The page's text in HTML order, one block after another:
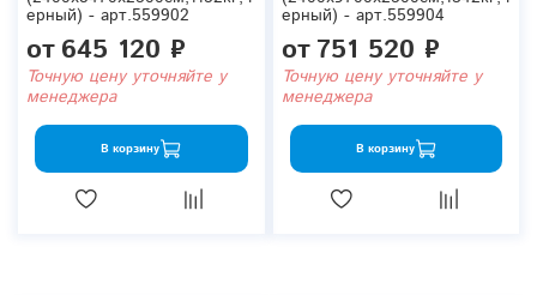
ерный) - арт.559902
от645 120 ₽
Точную цену уточняйте у
менеджера
В корзину
ерный) - арт.559904
от751 520 ₽
Точную цену уточняйте у
менеджера
В корзину